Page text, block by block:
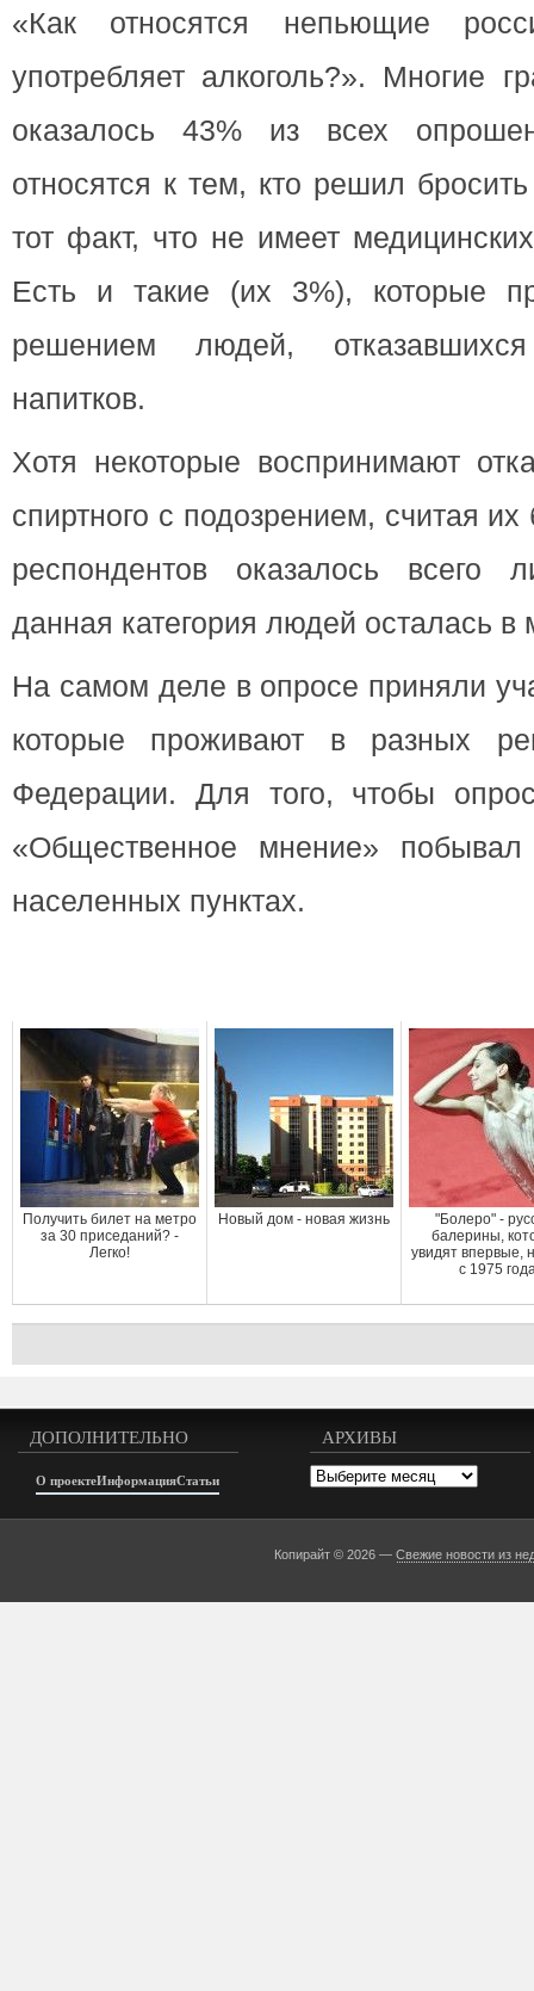
«Как относятся непьющие
употребляет алкоголь?». Многие
оказалось 43% из всех
относятся к тем, кто решил
тот факт, что не имеет
Есть и такие (их 3%), которые
решением людей,
напитков.
Хотя некоторые воспринимают
спиртного с подозрением, считая
респондентов оказалось всего
данная категория людей осталась в
На самом деле в опросе приняли
которые проживают в разных
Федерации. Для того, чтобы
«Общественное мнение»
населенных пунктах.
Получить билет на метро
за 30 приседаний? -
Легко!
Новый дом - новая жизнь
"Болеро" -
балерины,
увидят впервые,
с 1975
ДОПОЛНИТЕЛЬНО
О проектеИнформацияСтатьи
АРХИВЫ
Архивы
Копирайт © 2026 —Свежие новости из